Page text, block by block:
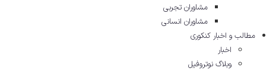
مشاوران تجربی
مشاوران انسانی
مطالب و اخبار کنکوری
اخبار
وبلاگ نوتروفیل